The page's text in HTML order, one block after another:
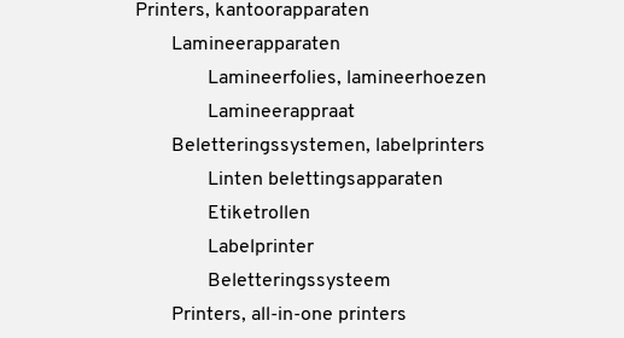
Printers, kantoorapparaten
Lamineerapparaten
Lamineerfolies, lamineerhoezen
Lamineerappraat
Beletteringssystemen, labelprinters
Linten belettingsapparaten
Etiketrollen
Labelprinter
Beletteringssysteem
Printers, all-in-one printers